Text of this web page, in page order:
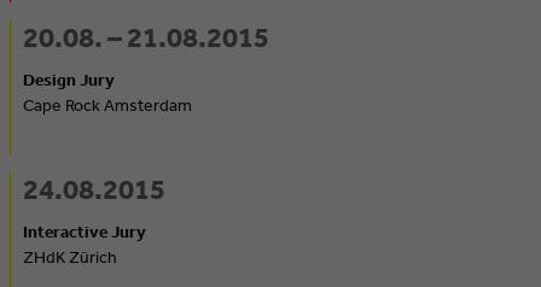
20.08. – 21.08.2015
Design Jury
Cape Rock Amsterdam
24.08.2015
Interactive Jury
ZHdK Zürich